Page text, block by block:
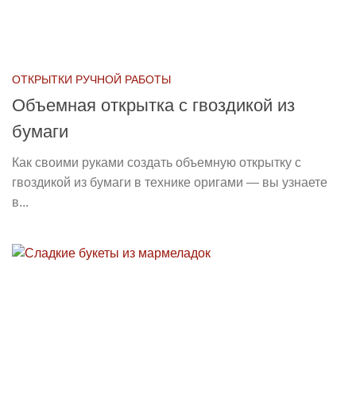
ОТКРЫТКИ РУЧНОЙ РАБОТЫ
Объемная открытка с гвоздикой из
бумаги
Как своими руками создать объемную открытку с
гвоздикой из бумаги в технике оригами — вы узнаете
в...